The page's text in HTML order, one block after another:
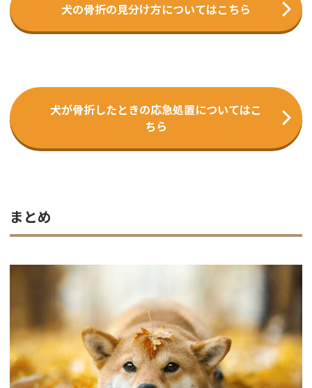
犬の骨折の見分け方についてはこちら
犬が骨折したときの応急処置についてはこ
ちら
まとめ